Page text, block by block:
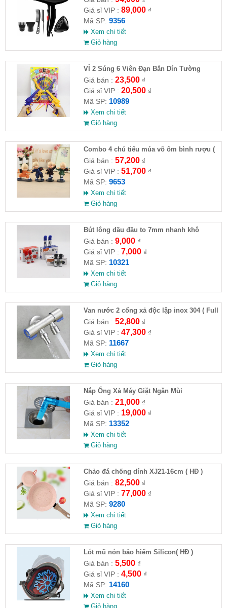
Giá sỉ VIP : 89,000₫
Mã SP: 9356
Xem chi tiết
Giỏ hàng
VỈ 2 Súng 6 Viên Đạn Bắn Dín Tường
Giá bán : 23,500₫
Giá sỉ VIP : 20,500₫
Mã SP: 10989
Xem chi tiết
Giỏ hàng
Combo 4 chú tiểu múa võ ôm bình rượu (
HĐ )
Giá bán : 57,200₫
Giá sỉ VIP : 51,700₫
Mã SP: 9653
Xem chi tiết
Giỏ hàng
Bút lông dầu đầu to 7mm nhanh khô
Giá bán : 9,000₫
Giá sỉ VIP : 7,000₫
Mã SP: 10321
Xem chi tiết
Giỏ hàng
Van nước 2 cổng xả độc lập inox 304 ( Full
VAT )
Giá bán : 52,800₫
Giá sỉ VIP : 47,300₫
Mã SP: 11667
Xem chi tiết
Giỏ hàng
Nắp Ống Xả Máy Giặt Ngăn Mùi
Giá bán : 21,000₫
Giá sỉ VIP : 19,000₫
Mã SP: 13352
Xem chi tiết
Giỏ hàng
Chảo đá chống dính XJ21-16cm ( HĐ )
Giá bán : 82,500₫
Giá sỉ VIP : 77,000₫
Mã SP: 9280
Xem chi tiết
Giỏ hàng
Lót mũ nón bảo hiểm Silicon( HĐ )
Giá bán : 5,500₫
Giá sỉ VIP : 4,500₫
Mã SP: 14160
Xem chi tiết
Giỏ hàng